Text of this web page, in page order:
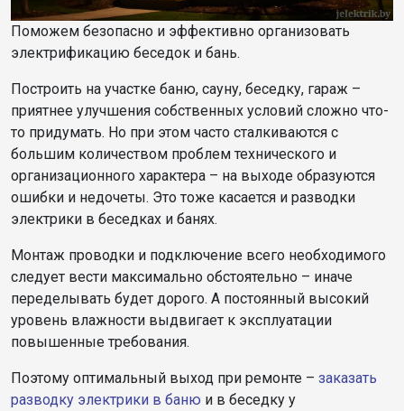
Поможем безопасно и эффективно организовать
электрификацию беседок и бань.
Построить на участке баню, сауну, беседку, гараж –
приятнее улучшения собственных условий сложно что-
то придумать. Но при этом часто сталкиваются с
большим количеством проблем технического и
организационного характера – на выходе образуются
ошибки и недочеты. Это тоже касается и разводки
электрики в беседках и банях.
Монтаж проводки и подключение всего необходимого
следует вести максимально обстоятельно – иначе
переделывать будет дорого. А постоянный высокий
уровень влажности выдвигает к эксплуатации
повышенные требования.
Поэтому оптимальный выход при ремонте – заказать
разводку электрики в баню и в беседку у